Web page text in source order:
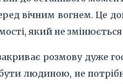
вічним вогнем. Це
який не змінюється
розмову дуже
людиною, не